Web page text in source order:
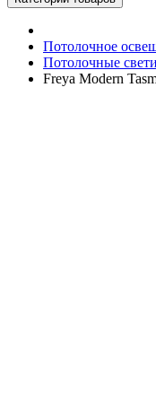
Потолочное
Потолочные
Freya Modern